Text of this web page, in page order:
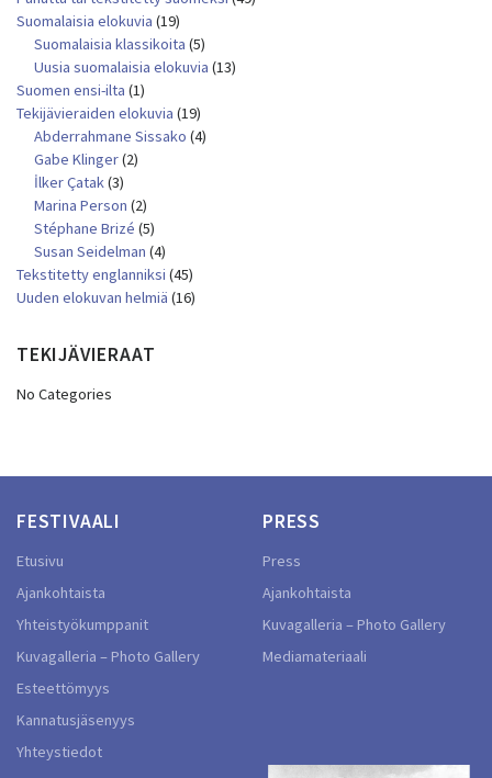
Suomalaisia elokuvia (19)
Suomalaisia klassikoita (5)
Uusia suomalaisia elokuvia (13)
Suomen ensi-ilta (1)
Tekijävieraiden elokuvia (19)
Abderrahmane Sissako (4)
Gabe Klinger(2)
İlker Çatak(3)
Marina Person (2)
Stéphane Brizé (5)
Susan Seidelman (4)
Tekstitetty englanniksi (45)
Uuden elokuvan helmiä (16)
TEKIJÄVIERAAT
No Categories
FESTIVAALI
Etusivu
Ajankohtaista
Yhteistyökumppanit
Kuvagalleria – Photo Gallery
Esteettömyys
Kannatusjäsenyys
Yhteystiedot
PRESS
Press
Ajankohtaista
Kuvagalleria – Photo Gallery
Mediamateriaali